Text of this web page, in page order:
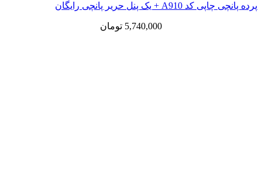
پرده پانچی چاپی کد A910 + یک پنل حریر پانچی رایگان
5,740,000 تومان